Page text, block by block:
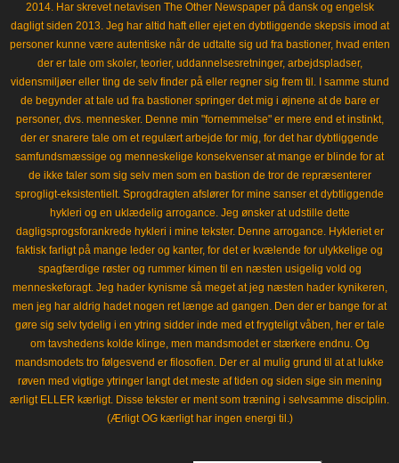
2014. Har skrevet netavisen The Other Newspaper på dansk og engelsk
dagligt siden 2013. Jeg har altid haft eller ejet en dybtliggende skepsis imod at
personer kunne være autentiske når de udtalte sig ud fra bastioner, hvad enten
der er tale om skoler, teorier, uddannelsesretninger, arbejdspladser,
vidensmiljøer eller ting de selv finder på eller regner sig frem til. I samme stund
de begynder at tale ud fra bastioner springer det mig i øjnene at de bare er
personer, dvs. mennesker. Denne min "fornemmelse" er mere end et instinkt,
der er snarere tale om et regulært arbejde for mig, for det har dybtliggende
samfundsmæssige og menneskelige konsekvenser at mange er blinde for at
de ikke taler som sig selv men som en bastion de tror de repræsenterer
sprogligt-eksistentielt. Sprogdragten afslører for mine sanser et dybtliggende
hykleri og en uklædelig arrogance. Jeg ønsker at udstille dette
dagligsprogsforankrede hykleri i mine tekster. Denne arrogance. Hykleriet er
faktisk farligt på mange leder og kanter, for det er kvælende for ulykkelige og
spagfærdige røster og rummer kimen til en næsten usigelig vold og
menneskeforagt. Jeg hader kynisme så meget at jeg næsten hader kynikeren,
men jeg har aldrig hadet nogen ret længe ad gangen. Den der er bange for at
gøre sig selv tydelig i en ytring sidder inde med et frygteligt våben, her er tale
om tavshedens kolde klinge, men mandsmodet er stærkere endnu. Og
mandsmodets tro følgesvend er filosofien. Der er al mulig grund til at at lukke
røven med vigtige ytringer langt det meste af tiden og siden sige sin mening
ærligt ELLER kærligt. Disse tekster er ment som træning i selvsamme disciplin.
(Ærligt OG kærligt har ingen energi til.)